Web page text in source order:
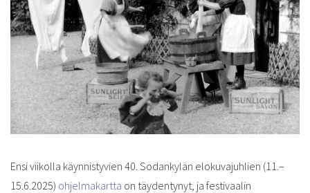
Ensi viikolla käynnistyvien 40. Sodankylän elokuvajuhlien (11.–
15.6.2025) ohjelmakartta on täydentynyt, ja festivaalin